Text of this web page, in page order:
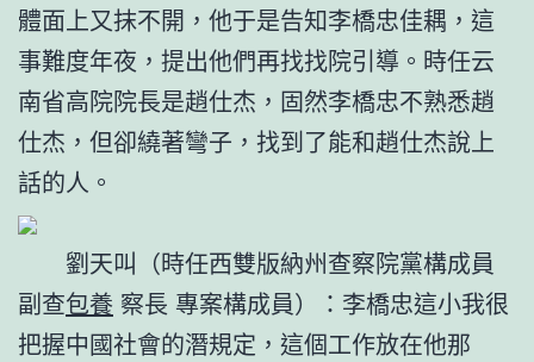
體面上又抹不開，他于是告知李橋忠佳耦，這
事難度年夜，提出他們再找找院引導。時任云
南省高院院長是趙仕杰，固然李橋忠不熟悉趙
仕杰，但卻繞著彎子，找到了能和趙仕杰說上
話的人。
劉天叫（時任西雙版納州查察院黨構成員
副查包養 察長 專案構成員）：李橋忠這小我很
把握中國社會的潛規定，這個工作放在他那